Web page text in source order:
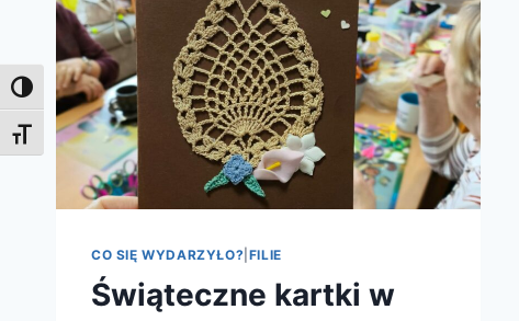
Toggle High Contrast
Toggle Font size
NIECZYNNA
CO SIĘ WYDARZYŁO? FILIE
Świąteczne kartki w